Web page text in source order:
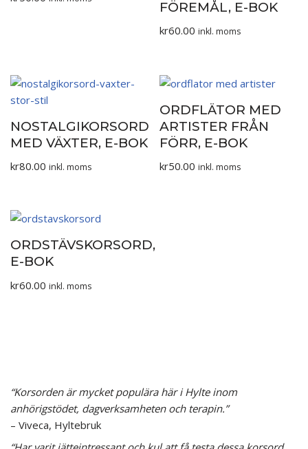
FÖREMÅL, E-BOK
kr60.00 inkl. moms
NOSTALGIKORSORD
MED VÄXTER, E-BOK
kr80.00 inkl. moms
ORDFLÄTOR MED
ARTISTER FRÅN
FÖRR, E-BOK
kr50.00 inkl. moms
ORDSTÄVSKORSORD,
E-BOK
kr60.00 inkl. moms
“Korsorden är mycket populära här i Hylte inom
anhörigstödet, dagverksamheten och terapin.”
– Viveca, Hyltebruk